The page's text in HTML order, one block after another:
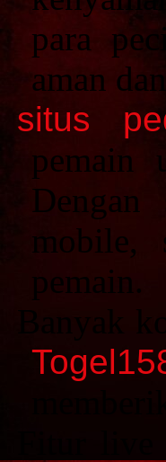
para
aman
situs
pemain
Dengan
mobile,
pemain.
Banyak